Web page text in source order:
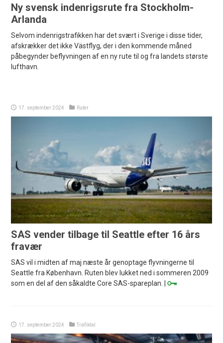
Ny svensk indenrigsrute fra Stockholm-
Arlanda
Selvom indenrigstrafikken har det svært i Sverige i disse tider,
afskrækker det ikke Västflyg, der i den kommende måned
påbegynder beflyvningen af en ny rute til og fra landets største
lufthavn.
17. september 2024 Ruter
SAS vender tilbage til Seattle efter 16 års
fravær
SAS vil i midten af maj næste år genoptage flyvningerne til
Seattle fra København. Ruten blev lukket ned i sommeren 2009
som en del af den såkaldte Core SAS-spareplan. |
17. september 2024 Trafiktal